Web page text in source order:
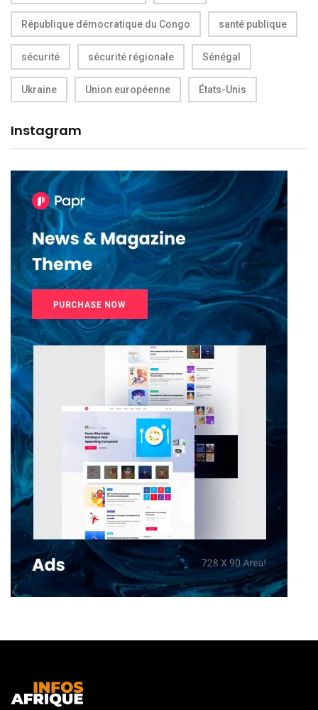
République démocratique du Congo santé publique
sécurité sécurité régionale Sénégal
Ukraine Union européenne États-Unis
Instagram